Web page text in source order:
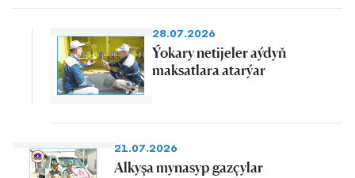
28.07.2026
Ýokary netijeler aýdyň
maksatlara atarýar
21.07.2026
Alkyşa mynasyp gazçylar